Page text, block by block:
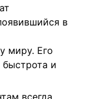
в
миру. Его
и
всегда